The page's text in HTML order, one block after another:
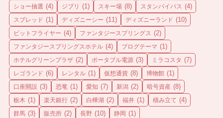
ショー抽選 (4) ジブリ (1) スキー場 (8) スタンバイパス (4)
スプレッド (1) ディズニーシー (11) ディズニーランド (10)
ビットフライヤー (4) ファンタジースプリングス (2)
ファンタジースプリングスホテル (4) ブログテーマ (1)
ホテルグリーンプラザ (2) ポータブル電源 (3) ミラコスタ (7)
レゴランド (6) レンタル (1) 仮想通貨 (8) 博物館 (1)
口座開設 (3) 恐竜 (1) 愛知 (7) 新潟 (2) 暗号資産 (8)
栃木 (1) 楽天銀行 (2) 白樺湖 (2) 福井 (1) 積み立て (4)
群馬 (3) 販売所 (2) 長野 (10) 静岡 (1)